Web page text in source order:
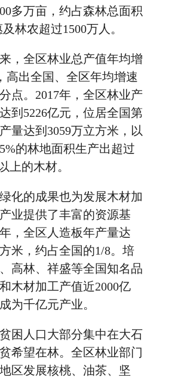
多万亩，约占森林总面积
林农超过1500万人。
全区林业总产值年均增
高出全国、全区年均增速
点。2017年，全区林业产
到5226亿元，位居全国第
量达到3059万立方米，以
的林地面积生产出超过
上的木材。
的成果也为发展木材加
业提供了丰富的资源基
，全区人造板年产量达
米，约占全国的1/8。培
高林、祥盛等全国知名品
木材加工产值近2000亿
为千亿元产业。
人口大部分集中在大石
希望在林。全区林业部门
区发展核桃、油茶、坚